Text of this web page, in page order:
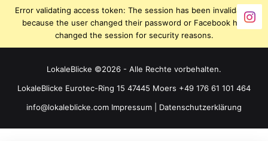
Error validating access token: The session has been invalidated
because the user changed their password or Facebook has
changed the session for security reasons.
LokaleBlicke ©2026 - Alle Rechte vorbehalten.
LokaleBlicke Eurotec-Ring 15 47445 Moers +49 176 61 101 464
info@lokaleblicke.com Impressum Datenschutzerklärung